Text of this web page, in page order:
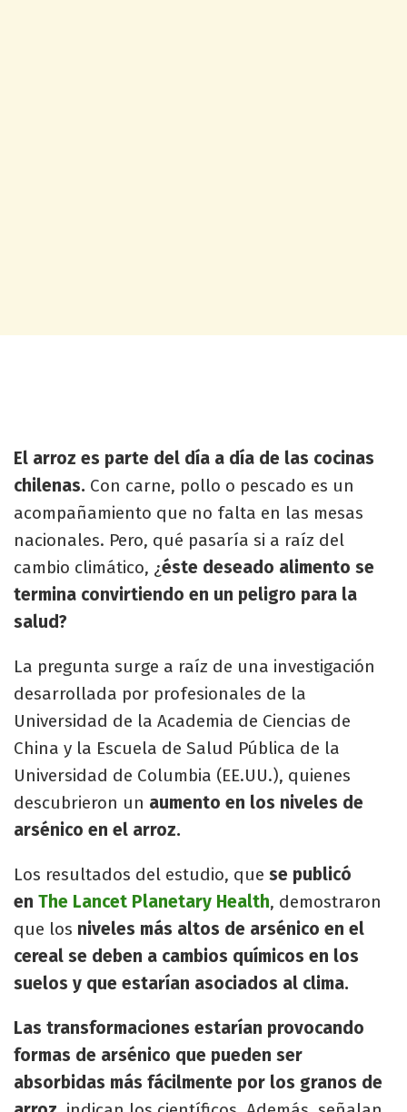
El arroz es parte del día a día de las cocinas
chilenas. Con carne, pollo o pescado es un
acompañamiento que no falta en las mesas
nacionales. Pero, qué pasaría si a raíz del
cambio climático, ¿éste deseado alimento se
termina convirtiendo en un peligro para la
salud?
La pregunta surge a raíz de una investigación
desarrollada por profesionales de la
Universidad de la Academia de Ciencias de
China y la Escuela de Salud Pública de la
Universidad de Columbia (EE.UU.), quienes
descubrieron un aumento en los niveles de
arsénico en el arroz.
Los resultados del estudio, que se publicó
en The Lancet Planetary Health, demostraron
que los niveles más altos de arsénico en el
cereal se deben a cambios químicos en los
suelos y que estarían asociados al clima.
Las transformaciones estarían provocando
formas de arsénico que pueden ser
absorbidas más fácilmente por los granos de